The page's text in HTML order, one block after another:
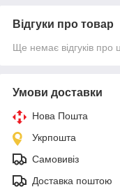
Відгуки про товар
Ще немає відгуків про
Умови доставки
Нова Пошта
Укрпошта
Самовивіз
Доставка поштою